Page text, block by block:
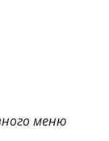
меню